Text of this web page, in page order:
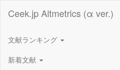
Ceek.jp Altmetrics (α ver.)
文献ランキング
新着文献